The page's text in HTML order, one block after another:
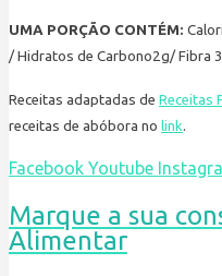
UMA PORÇÃO CONTÉM:
/ Hidratos de Carbono2g/ Fibra
Receitas adaptadas de Receitas
receitas de abóbora no link.
Facebook Youtube
Marque a sua
Alimentar